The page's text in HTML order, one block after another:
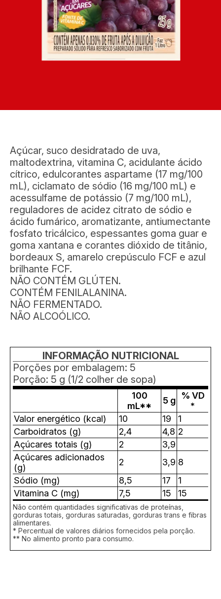
Açúcar, suco desidratado de uva,
maltodextrina, vitamina C, acidulante ácido
cítrico, edulcorantes aspartame (17 mg/100
mL), ciclamato de sódio (16 mg/100 mL) e
acessulfame de potássio (7 mg/100 mL),
reguladores de acidez citrato de sódio e
ácido fumárico, aromatizante, antiumectante
fosfato tricálcico, espessantes goma guar e
goma xantana e corantes dióxido de titânio,
bordeaux S, amarelo crepúsculo FCF e azul
brilhante FCF.
NÃO CONTÉM GLÚTEN.
CONTÉM FENILALANINA.
NÃO FERMENTADO.
NÃO ALCOÓLICO.
INFORMAÇÃO NUTRICIONAL
Porções por embalagem: 5
Porção: 5 g (1/2 colher de sopa)
100
mL**
5 g
% VD
*
Valor energético (kcal)
10 19
1
Carboidratos (g)
2,4 4,8 2
Açúcares totais (g)
2
3,9
Açúcares adicionados
(g)
2 3,9 8
Sódio (mg)
8,5 17
1
Vitamina C (mg)
7,5 15 15
Não contém quantidades significativas de proteínas,
gorduras totais, gorduras saturadas, gorduras trans e fibras
alimentares.
* Percentual de valores diários fornecidos pela porção.
** No alimento pronto para consumo.